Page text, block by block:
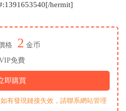
hermit]
格 2 金币
免費
即購買
有發現鏈接失效，請聯系網站管理